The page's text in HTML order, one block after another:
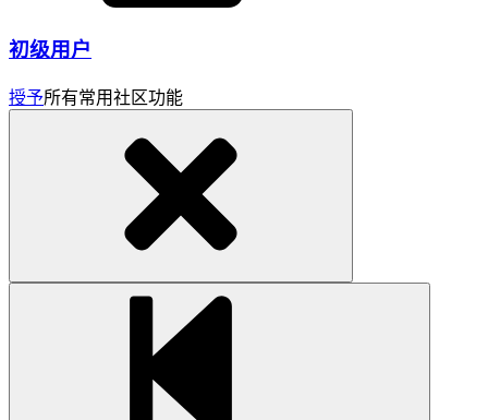
初级用户
授予所有常用社区功能